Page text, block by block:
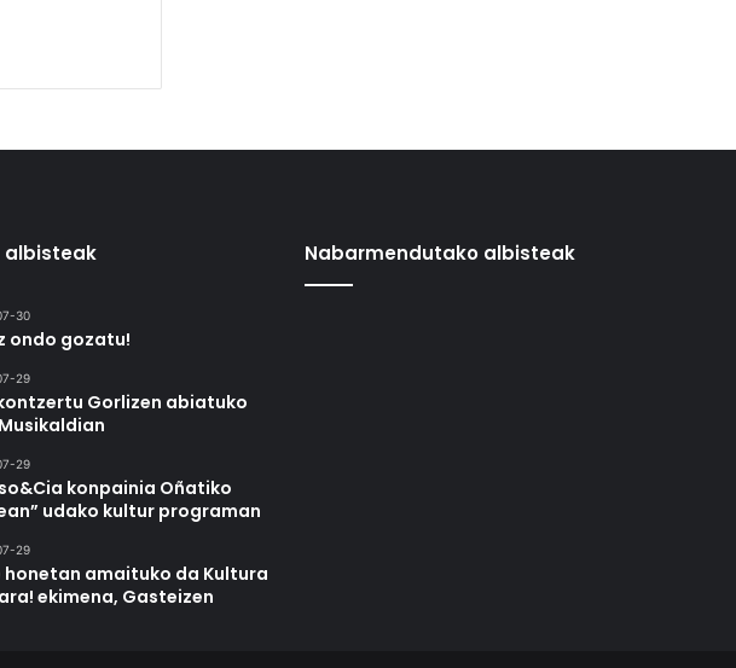
albisteak
30
ondo gozatu!
29
Gorlizen abiatuko
29
konpainia Oñatiko
udako kultur programan
29
honetan amaituko da Kultura
ekimena, Gasteizen
Nabarmendutako albisteak